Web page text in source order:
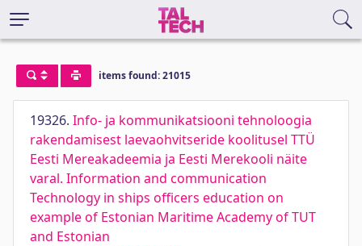
items found: 21015
19326. Info- ja kommunikatsiooni tehnoloogia
rakendamisest laevaohvitseride koolitusel TTÜ
Eesti Mereakadeemia ja Eesti Merekooli näite
varal. Information and communication
Technology in ships officers education on
example of Estonian Maritime Academy of TUT
and Estonian